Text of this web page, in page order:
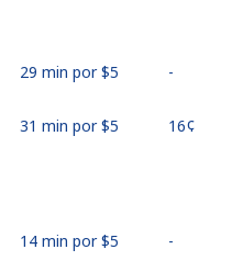
29 min por ⁦$5⁩ -
31 min por ⁦$5⁩ ⁦16¢⁩
14 min por ⁦$5⁩ -